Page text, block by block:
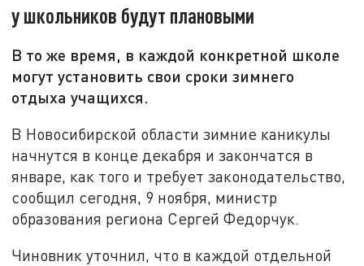
у школьников будут плановыми
В то же время, в каждой конкретной школе
могут установить свои сроки зимнего
отдыха учащихся.
В Новосибирской области зимние каникулы
начнутся в конце декабря и закончатся в
январе, как того и требует законодательство,
сообщил сегодня, 9 ноября, министр
образования региона Сергей Федорчук.
Чиновник уточнил, что в каждой отдельной